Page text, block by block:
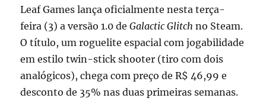
Leaf Games lança oficialmente nesta terça-
feira (3) a versão 1.0 deGalactic Glitch no Steam.
O título, um roguelite espacial com jogabilidade
em estilo twin-stick shooter (tiro com dois
analógicos), chega com preço de R$ 46,99 e
desconto de 35% nas duas primeiras semanas.